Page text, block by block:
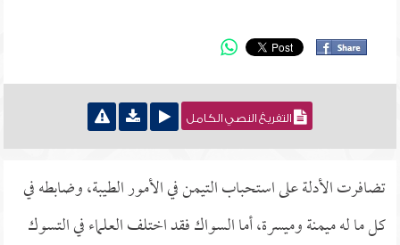
التفريغ النصي الكامل
تضافرت الأدلة على استحباب التيمن في الأمور الطيبة، وضابطه في
كل ما له ميمنة وميسرة، أما السواك فقد اختلف العلماء في التسوك